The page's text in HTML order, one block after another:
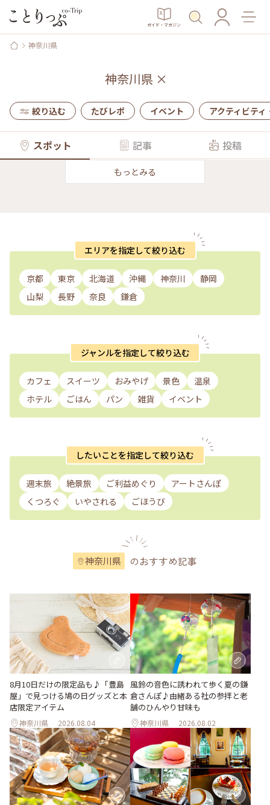
ガイド・マガジン
神奈川県
神奈川県 ×
絞り込む たびレポ イベント アクティビティ
スポット 記事 投稿
もっとみる
エリアを指定して絞り込む
京都 東京 北海道 沖縄 神奈川
静岡
山梨
長野 奈良 鎌倉
ジャンルを指定して絞り込む
カフェ スイーツ おみやげ 景色
温泉
ホテル
ごはん パン 雑貨 イベント
したいことを指定して絞り込む
週末旅 絶景旅 ご利益めぐり
アートさんぽ
くつろぐ
いやされる ごほうび
神奈川県 のおすすめ記事
8月10日だけの限定品も♪「豊島
屋」で見つける鳩の日グッズと本
店限定アイテム
神奈川県 2026.08.04
風鈴の音色に誘われて歩く夏の鎌
倉さんぽ♪由緒ある社の参拝と老
舗のひんやり甘味も
神奈川県 2026.08.02